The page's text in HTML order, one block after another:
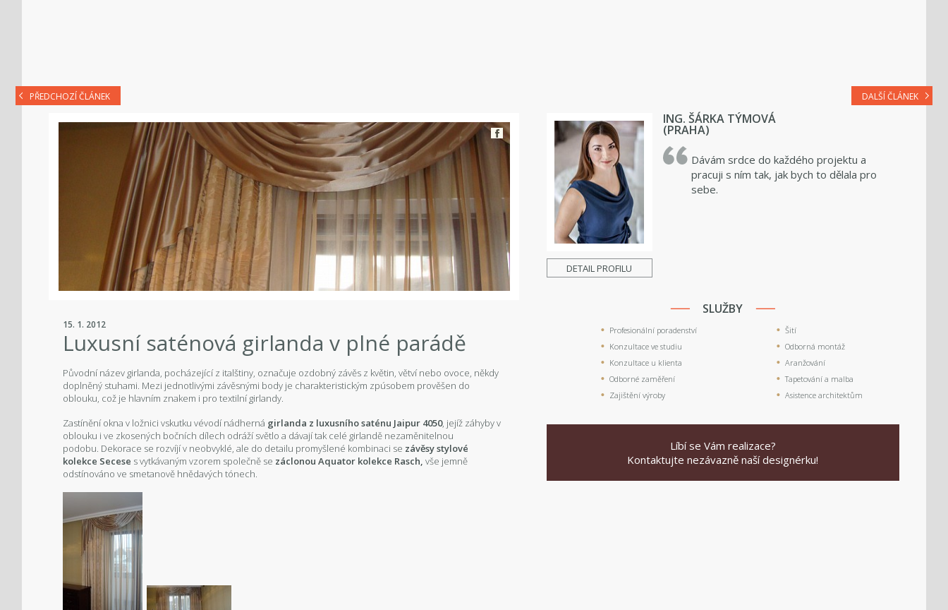
PŘEDCHOZÍ ČLÁNEK DALŠÍ ČLÁNEK
15. 1. 2012
Luxusní saténová girlanda v plné parádě
Původní název girlanda, pocházející z italštiny, označuje ozdobný závěs z květin, větví nebo ovoce, někdy
doplněný stuhami. Mezi jednotlivými závěsnými body je charakteristickým zpúsobem prověšen do
oblouku, což je hlavním znakem i pro textilní girlandy.
Zastínění okna v ložnici vskutku vévodí nádherná girlanda z luxusního saténu Jaipur 4050, jejíž záhyby v
oblouku i ve zkosených bočních dílech odráží světlo a dávají tak celé girlandě nezaměnitelnou
podobu. Dekorace se rozvíjí v neobvyklé, ale do detailu promyšlené kombinaci se závěsy stylové
kolekce Secese s vytkávaným vzorem společně se záclonou Aquator kolekce Rasch, vše jemně
odstínováno ve smetanově hnědavých tónech.
DETAIL PROFILU
ING. ŠÁRKA TÝMOVÁ
(PRAHA)
Dávám srdce do každého projektu a
pracuji s ním tak, jak bych to dělala pro
sebe.
SLUŽBY
Profesionální poradenství
Konzultace ve studiu
Konzultace u klienta
Odborné zaměření
Zajištění výroby
Šití
Odborná montáž
Aranžování
Tapetování a malba
Asistence architektům
Líbí se Vám realizace?
Kontaktujte nezávazně naší designérku!